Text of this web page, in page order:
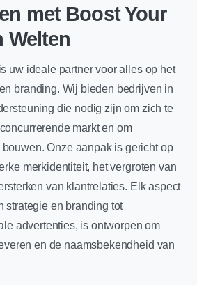
met Boost Your
Welten
uw ideale partner voor alles op het
branding. Wij bieden bedrijven in
die nodig zijn om zich te
markt en om
Onze aanpak is gericht op
merkidentiteit, het vergroten van
van klantrelaties. Elk aspect
strategie en branding tot
advertenties, is ontworpen om
en de naamsbekendheid van